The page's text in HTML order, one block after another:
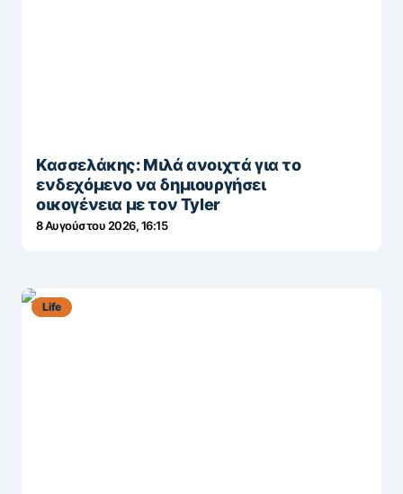
Κασσελάκης: Μιλά ανοιχτά για το
ενδεχόμενο να δημιουργήσει
οικογένεια με τον Tyler
8 Αυγούστου 2026, 16:15
Life